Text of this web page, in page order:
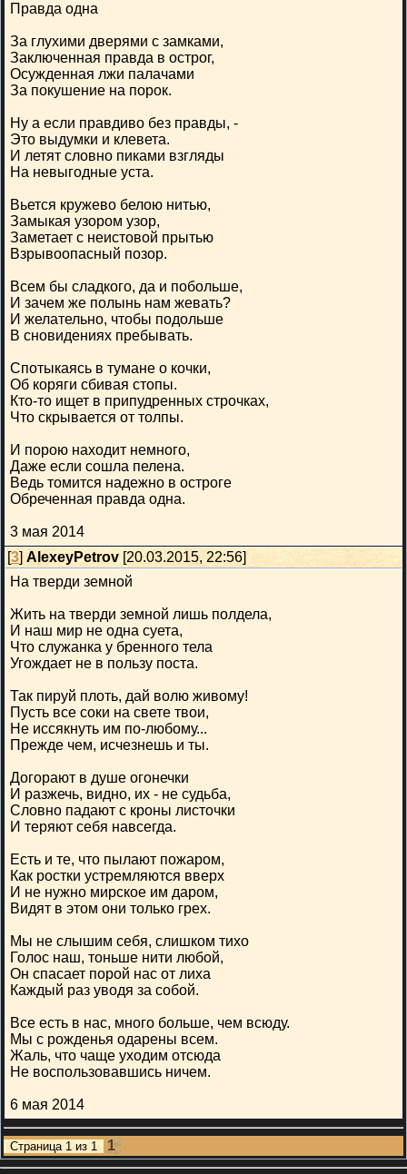
Правда одна
За глухими дверями с замками,
Заключенная правда в острог,
Осужденная лжи палачами
За покушение на порок.
Ну а если правдиво без правды, -
Это выдумки и клевета.
И летят словно пиками взгляды
На невыгодные уста.
Вьется кружево белою нитью,
Замыкая узором узор,
Заметает с неистовой прытью
Взрывоопасный позор.
Всем бы сладкого, да и побольше,
И зачем же полынь нам жевать?
И желательно, чтобы подольше
В сновидениях пребывать.
Спотыкаясь в тумане о кочки,
Об коряги сбивая стопы.
Кто-то ищет в припудренных строчках,
Что скрывается от толпы.
И порою находит немного,
Даже если сошла пелена.
Ведь томится надежно в остроге
Обреченная правда одна.
3 мая 2014
[3] AlexeyPetrov [20.03.2015, 22:56]
На тверди земной
Жить на тверди земной лишь полдела,
И наш мир не одна суета,
Что служанка у бренного тела
Угождает не в пользу поста.
Так пируй плоть, дай волю живому!
Пусть все соки на свете твои,
Не иссякнуть им по-любому...
Прежде чем, исчезнешь и ты.
Догорают в душе огонечки
И разжечь, видно, их - не судьба,
Словно падают с кроны листочки
И теряют себя навсегда.
Есть и те, что пылают пожаром,
Как ростки устремляются вверх
И не нужно мирское им даром,
Видят в этом они только грех.
Мы не слышим себя, слишком тихо
Голос наш, тоньше нити любой,
Он спасает порой нас от лиха
Каждый раз уводя за собой.
Все есть в нас, много больше, чем всюду.
Мы с рожденья одарены всем.
Жаль, что чаще уходим отсюда
Не воспользовавшись ничем.
6 мая 2014
Страница 1 из 1 1